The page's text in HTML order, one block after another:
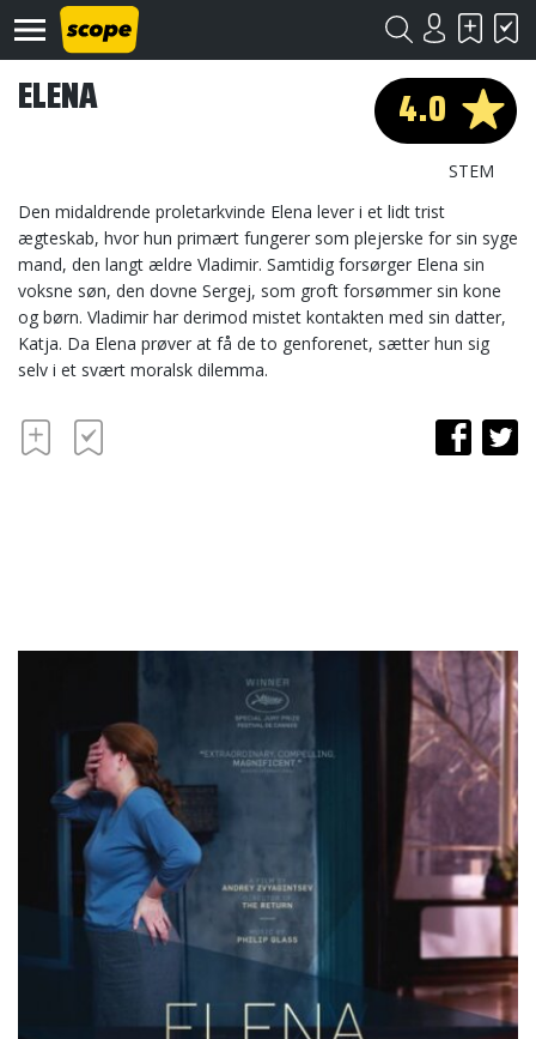
Om
Scope
Kontakt
4.0
STEM
ELENA
Den midaldrende proletarkvinde Elena lever i et lidt trist
ægteskab, hvor hun primært fungerer som plejerske for sin syge
mand, den langt ældre Vladimir. Samtidig forsørger Elena sin
voksne søn, den dovne Sergej, som groft forsømmer sin kone
og børn. Vladimir har derimod mistet kontakten med sin datter,
Katja. Da Elena prøver at få de to genforenet, sætter hun sig
selv i et svært moralsk dilemma.